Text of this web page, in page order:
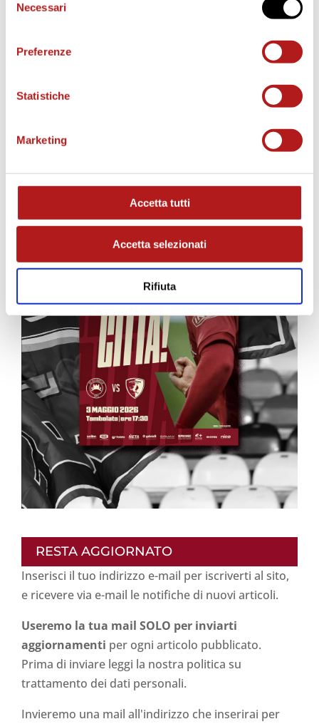
delNecessari
Preferenze
Statistiche
Marketing
Accetta tutti
Accetta selezionati
Rifiuta
MATCH PROGRAM
RESTA AGGIORNATO
Inserisci il tuo indirizzo e-mail per iscriverti al sito,
e ricevere via e-mail le notifiche di nuovi articoli.
Useremo la tua mail SOLO per inviarti
aggiornamenti per ogni articolo pubblicato.
Prima di inviare leggi la nostra politica su
trattamento dei dati personali.
Invieremo una mail all'indirizzo che inserirai per